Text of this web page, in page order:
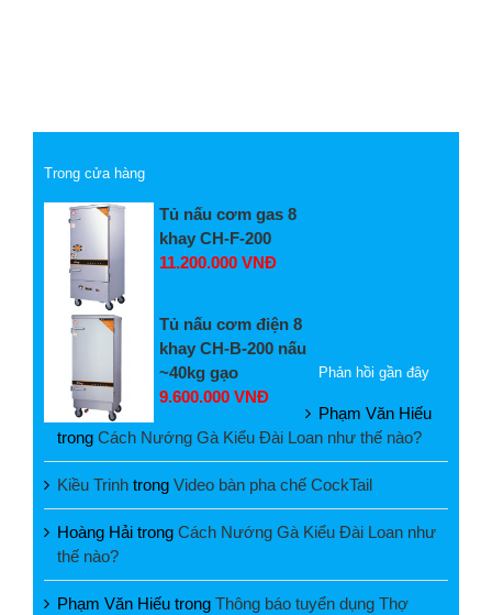
Trong cửa hàng
Tủ nấu cơm gas 8
khay CH-F-200
11.200.000 VNĐ
Tủ nấu cơm điện 8
khay CH-B-200 nấu
~40kg gạo
9.600.000 VNĐ
Phản hồi gần đây
Phạm Văn Hiếu
trong Cách Nướng Gà Kiểu Đài Loan như thế nào?
Kiều Trinh trong Video bàn pha chế CockTail
Hoàng Hải trong Cách Nướng Gà Kiểu Đài Loan như
thế nào?
Phạm Văn Hiếu trong Thông báo tuyển dụng Thợ